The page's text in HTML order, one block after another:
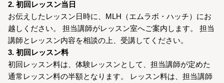
2. 初回レッスン当日
お伝えしたレッスン日時に、MLH（エムラボ・ハッチ）にお
越しください。 担当講師がレッスン室へご案内します。 担当
講師とレッスン内容を相談の上、受講してください。
3. 初回レッスン料
初回レッスン料は、体験レッスンとして、担当講師が定めた
通常レッスン料の半額となります。 レッスン料は、担当講師